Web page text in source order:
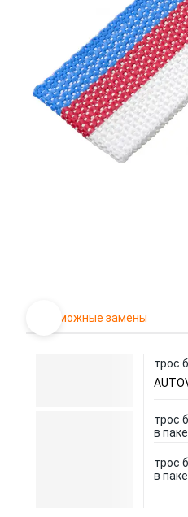
Возможные замены
трос
трос
в
трос
в